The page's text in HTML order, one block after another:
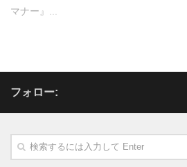
マナー』...
フォロー: